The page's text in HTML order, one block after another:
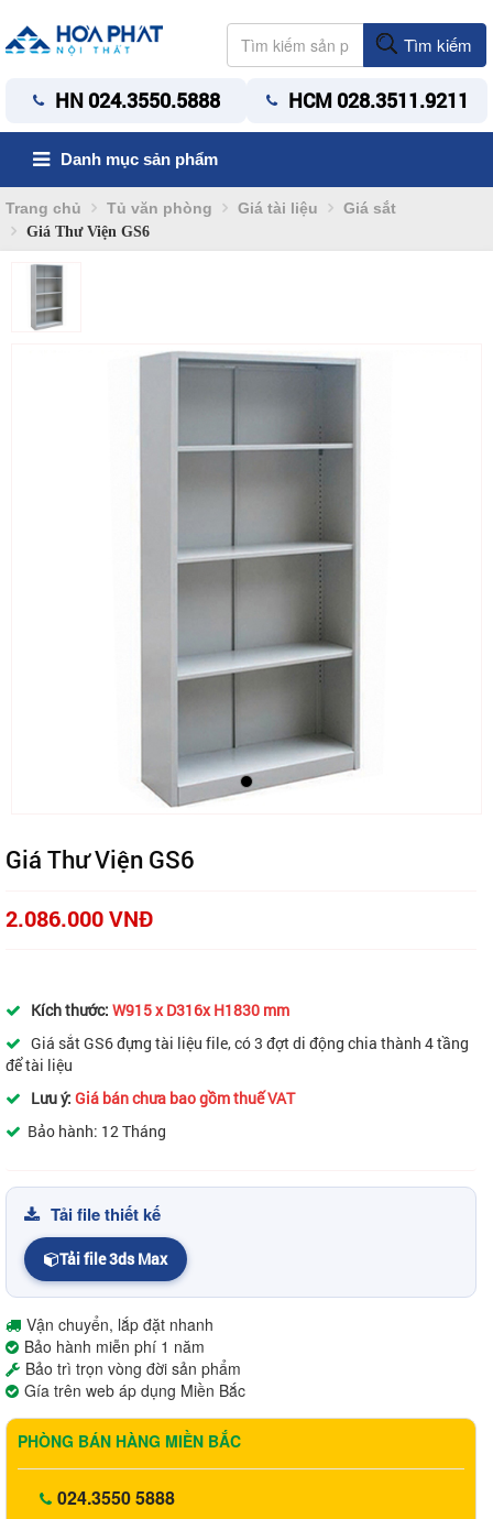
Tìm kiếm
HN 024.3550.5888 HCM 028.3511.9211
Danh mục sản phẩm
Trang chủ Tủ văn phòng Giá tài liệu Giá sắt
Giá Thư Viện GS6
Giá Thư Viện GS6
2.086.000 VNĐ
Kích thước: W915 x D316x H1830 mm
Giá sắt GS6 đựng tài liệu file, có 3 đợt di động chia thành 4 tầng
để tài liệu
Lưu ý: Giá bán chưa bao gồm thuế VAT
Bảo hành: 12 Tháng
Tải file thiết kế
Tải file 3ds Max
Vận chuyển, lắp đặt nhanh
Bảo hành miễn phí 1 năm
Bảo trì trọn vòng đời sản phẩm
Gía trên web áp dụng Miền Bắc
PHÒNG BÁN HÀNG MIỀN BẮC
024.3550 5888